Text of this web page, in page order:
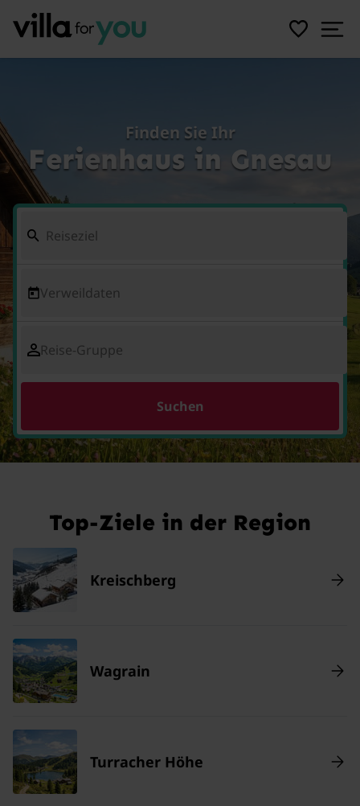
Finden Sie Ihr
Ferienhaus in Gnesau
Verweildaten
Reise-Gruppe
Suchen
Top-Ziele in der Region
Kreischberg
Wagrain
Turracher Höhe